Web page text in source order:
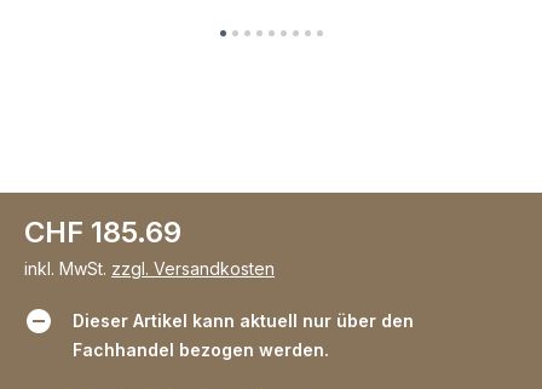
CHF 185.69
inkl. MwSt. zzgl. Versandkosten
Dieser Artikel kann aktuell nur über den
Fachhandel bezogen werden.